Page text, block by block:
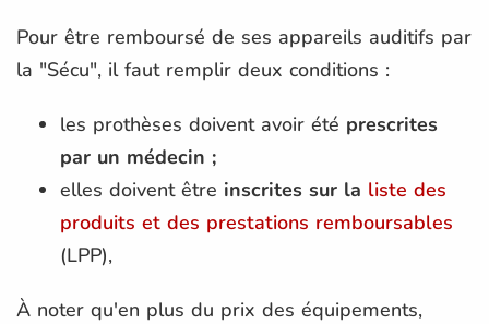
Pour être remboursé de ses appareils auditifs par
la "Sécu", il faut remplir deux conditions :
les prothèses doivent avoir été prescrites
par un médecin ;
elles doivent être inscrites sur la liste des
produits et des prestations remboursables
(LPP),
À noter qu'en plus du prix des équipements,